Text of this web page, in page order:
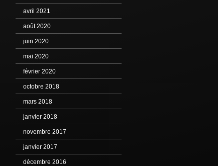
avril 2021
août 2020
juin 2020
mai 2020
février 2020
octobre 2018
mars 2018
janvier 2018
novembre 2017
janvier 2017
décembre 2016